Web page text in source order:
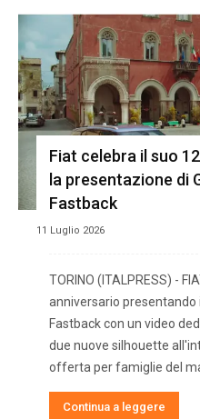
Fiat celebra il suo
la presentazione di
Fastback
11 Luglio 2026
TORINO (ITALPRESS) -
anniversario presentando
Fastback con un video
due nuove silhouette
offerta per famiglie del
Continua a leggere